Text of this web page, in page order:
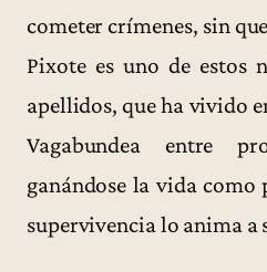
cometer crímenes, sin
Pixote es uno de estos
apellidos, que ha vivido
Vagabundea entre
ganándose la vida
supervivencia lo anima a